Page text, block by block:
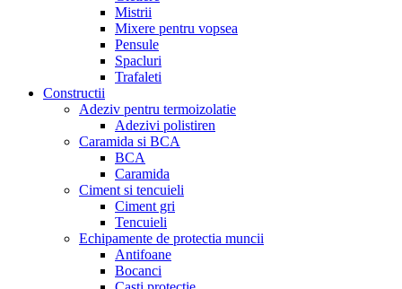
Mistrii
Mixere pentru vopsea
Pensule
Spacluri
Trafaleti
Constructii
Adeziv pentru termoizolatie
Adezivi polistiren
Caramida si BCA
BCA
Caramida
Ciment si tencuieli
Ciment gri
Tencuieli
Echipamente de protectia muncii
Antifoane
Bocanci